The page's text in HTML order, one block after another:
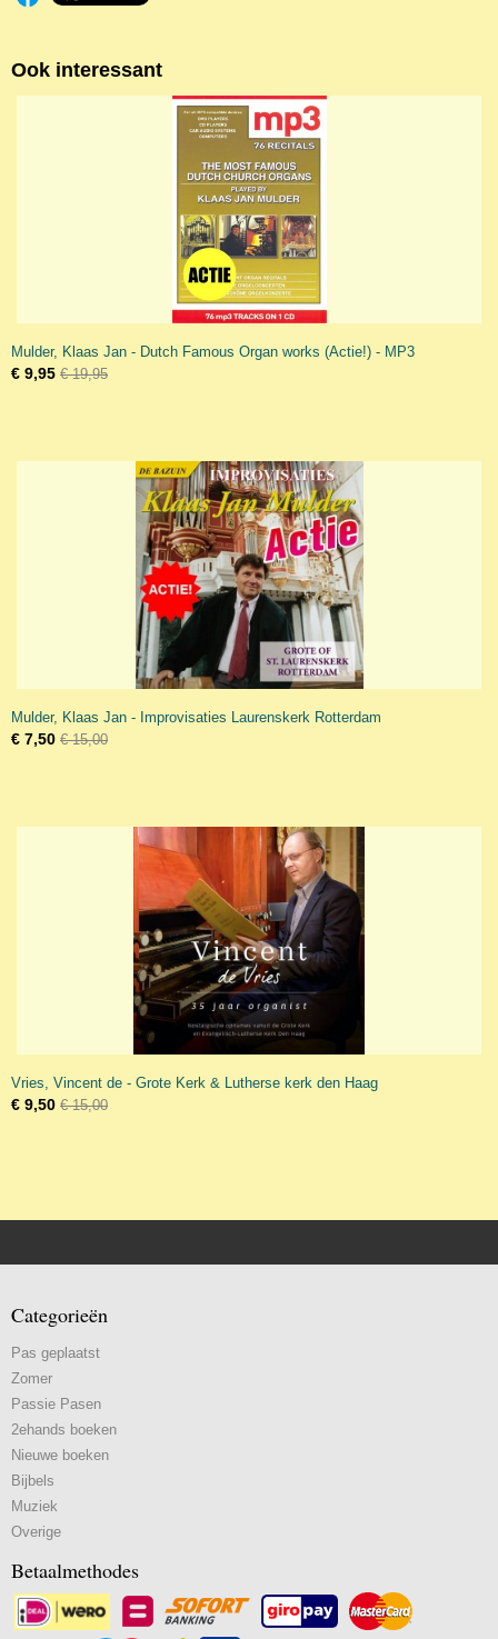
Ook interessant
Mulder, Klaas Jan - Dutch Famous Organ works (Actie!) - MP3
€ 9,95 € 19,95
Mulder, Klaas Jan - Improvisaties Laurenskerk Rotterdam
€ 7,50 € 15,00
Vries, Vincent de - Grote Kerk & Lutherse kerk den Haag
€ 9,50 € 15,00
Categorieën
Pas geplaatst
Zomer
Passie Pasen
2ehands boeken
Nieuwe boeken
Bijbels
Muziek
Overige
Betaalmethodes